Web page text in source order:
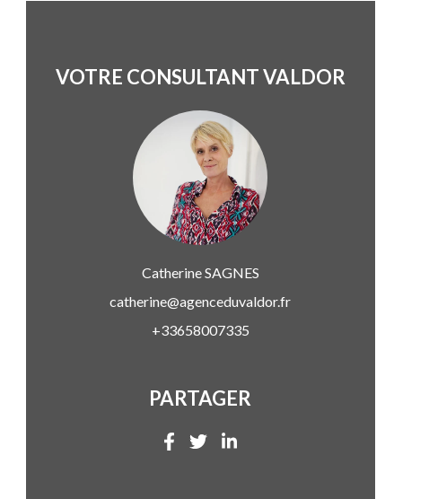
VOTRE CONSULTANT VALDOR
CatherineSAGNES
catherine@agenceduvaldor.fr
+33658007335
PARTAGER